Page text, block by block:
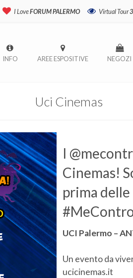
I LoveFORUM PALERMO Virtual Tour
INFO AREE ESPOSITIVE NEGOZI
Uci Cinemas
I
Cinemas!
prima
UCI Palermo –
Un evento da
ucicinemas.it